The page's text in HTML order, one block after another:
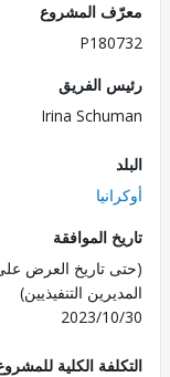
المشروع
الفريق
Irina
الموافقة
تاريخ العرض على مجلس
التنفيذيين)
2023/
الكلية للمشروع1